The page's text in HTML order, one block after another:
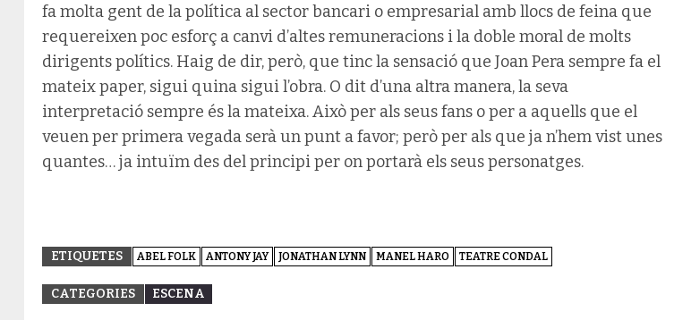
fa molta gent de la política al sector bancari o empresarial amb llocs de feina que
requereixen poc esforç a canvi d’altes remuneracions i la doble moral de molts
dirigents polítics. Haig de dir, però, que tinc la sensació que Joan Pera sempre fa el
mateix paper, sigui quina sigui l’obra. O dit d’una altra manera, la seva
interpretació sempre és la mateixa. Això per als seus fans o per a aquells que el
veuen per primera vegada serà un punt a favor; però per als que ja n’hem vist unes
quantes… ja intuïm des del principi per on portarà els seus personatges.
ETIQUETES ABEL FOLK ANTONY JAY JONATHAN LYNN MANEL HARO TEATRE CONDAL
CATEGORIES ESCENA